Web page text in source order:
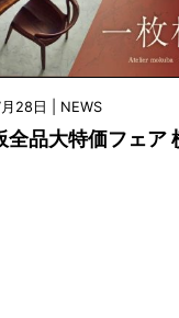
28日 | NEWS
品大特価フェア